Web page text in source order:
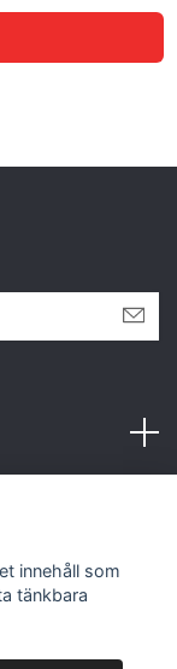
innehåll som
tänkbara